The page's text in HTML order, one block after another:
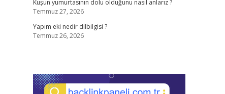
Kuşun yumurtasının dolu olduğunu nasıl anlarız ?
Temmuz 27, 2026
Yapım eki nedir dilbilgisi ?
Temmuz 26, 2026